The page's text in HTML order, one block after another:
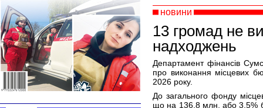
новини
13 громад не
надходжень
Департамент фінансів
про виконання місцевих
2026 року.
До загального фонду
що на 136,8 млн, або 3,5%